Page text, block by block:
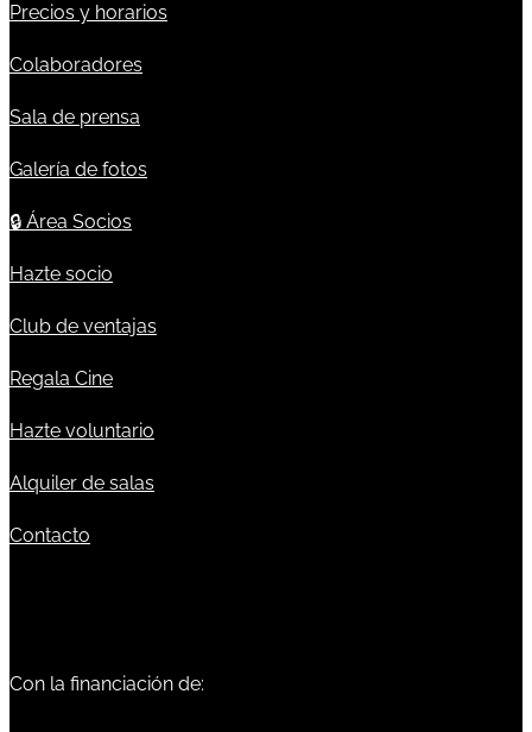
Precios y horarios
Colaboradores
Sala de prensa
Galería de fotos
🔒 Área Socios
Hazte socio
Club de ventajas
Regala Cine
Hazte voluntario
Alquiler de salas
Contacto
Con la financiación de: